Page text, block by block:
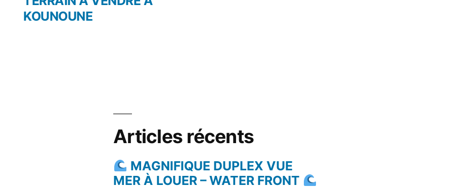
KOUNOUNE
Articles récents
MAGNIFIQUE DUPLEX VUE
MER À LOUER – WATER FRONT